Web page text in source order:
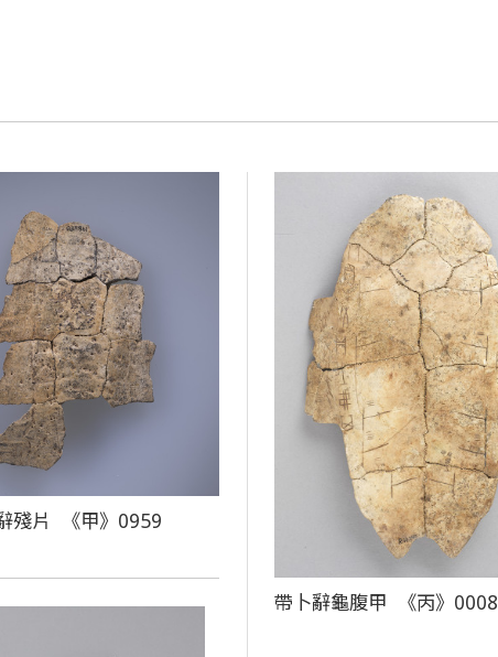
殘片 《甲》0959
帶卜辭龜腹甲 《丙》0008